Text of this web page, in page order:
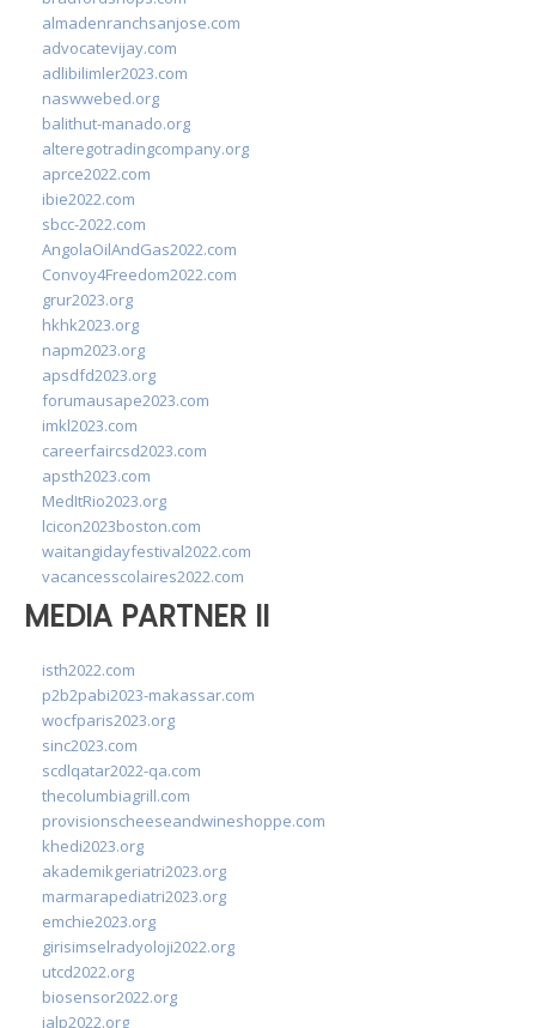
almadenranchsanjose.com
advocatevijay.com
adlibilimler2023.com
naswwebed.org
balithut-manado.org
alteregotradingcompany.org
aprce2022.com
ibie2022.com
sbcc-2022.com
AngolaOilAndGas2022.com
Convoy4Freedom2022.com
grur2023.org
hkhk2023.org
napm2023.org
apsdfd2023.org
forumausape2023.com
imkl2023.com
careerfaircsd2023.com
apsth2023.com
MedItRio2023.org
lcicon2023boston.com
waitangidayfestival2022.com
vacancesscolaires2022.com
MEDIA PARTNER II
isth2022.com
p2b2pabi2023-makassar.com
wocfparis2023.org
sinc2023.com
scdlqatar2022-qa.com
thecolumbiagrill.com
provisionscheeseandwineshoppe.com
khedi2023.org
akademikgeriatri2023.org
marmarapediatri2023.org
emchie2023.org
girisimselradyoloji2022.org
utcd2022.org
biosensor2022.org
ialp2022.org